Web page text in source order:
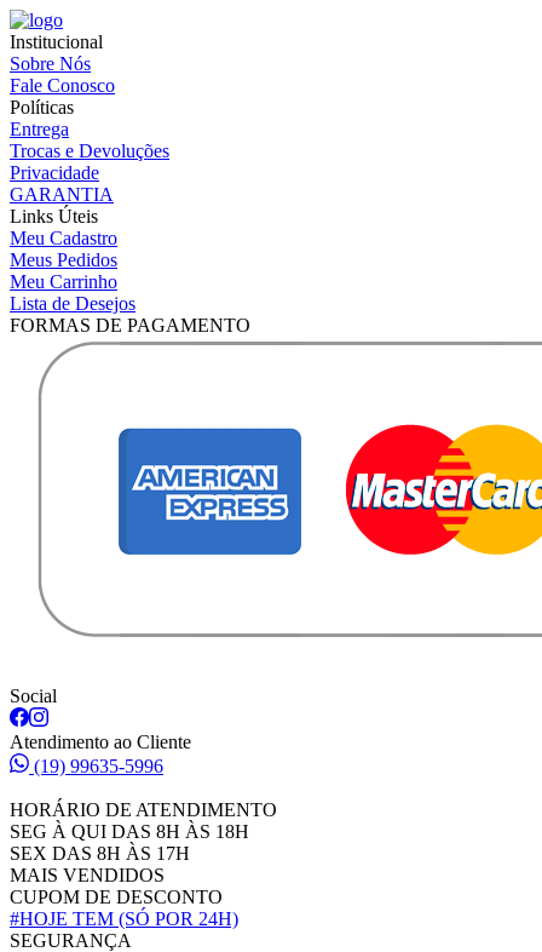
Institucional
Sobre Nós
Fale Conosco
Políticas
Entrega
Trocas e Devoluções
Privacidade
GARANTIA
Links Úteis
Meu Cadastro
Meus Pedidos
Meu Carrinho
Lista de Desejos
FORMAS DE PAGAMENTO
Social
Atendimento ao Cliente
(19) 99635-5996
HORÁRIO DE ATENDIMENTO
SEG À QUI DAS 8H ÀS 18H
SEX DAS 8H ÀS 17H
MAIS VENDIDOS
CUPOM DE DESCONTO
#HOJE TEM (SÓ POR 24H)
SEGURANÇA